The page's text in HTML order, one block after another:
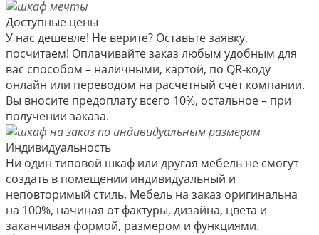
Доступные цены
У нас дешевле! Не верите? Оставьте заявку,
посчитаем! Оплачивайте заказ любым удобным для
вас способом – наличными, картой, по QR-коду
онлайн или переводом на расчетный счет компании.
Вы вносите предоплату всего 10%, остальное – при
получении заказа.
Индивидуальность
Ни один типовой шкаф или другая мебель не смогут
создать в помещении индивидуальный и
неповторимый стиль. Мебель на заказ оригинальна
на 100%, начиная от фактуры, дизайна, цвета и
заканчивая формой, размером и функциями.